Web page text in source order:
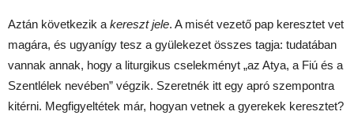
Aztán következik a kereszt jele. A misét vezető pap keresztet vet
magára, és ugyanígy tesz a gyülekezet összes tagja: tudatában
vannak annak, hogy a liturgikus cselekményt „az Atya, a Fiú és a
Szentlélek nevében” végzik. Szeretnék itt egy apró szempontra
kitérni. Megfigyeltétek már, hogyan vetnek a gyerekek keresztet?